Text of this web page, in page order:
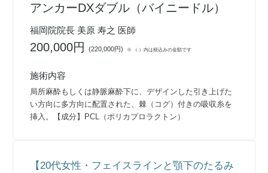
アンカーDXダブル（バイニードル）
福岡院院長 美原 寿之 医師
200,000円(220,000円) ※ （ ）内は税込みの金額です
施術内容
局所麻酔もしくは静脈麻酔下に、デザインした引き上げた
い方向に多方向に配置された、棘（コグ）付きの吸収糸を
挿入。【成分】PCL（ポリカプロラクトン）
【20代女性・フェイスラインと顎下のたるみ